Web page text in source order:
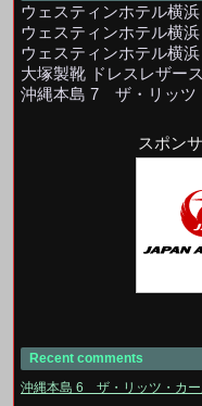
ウェスティンホテル横
ウェスティンホテル横
ウェスティンホテル横浜
大塚製靴 ドレスレザー
沖縄本島 7 ザ・リッツ
スポン
Recent comments
沖縄本島 6 ザ・リッツ・カー